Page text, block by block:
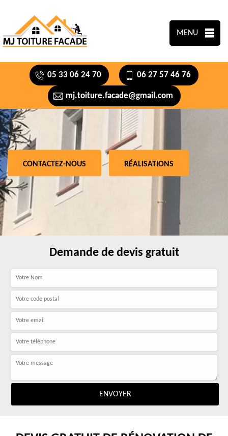
MENU
05 33 06 24 70 06 27 57 46 76
mj.toiture.facade@gmail.com
CONTACTEZ-NOUS RÉALISATIONS
Demande de devis gratuit